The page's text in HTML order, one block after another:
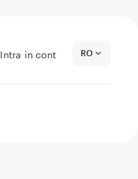
Intra in cont RO